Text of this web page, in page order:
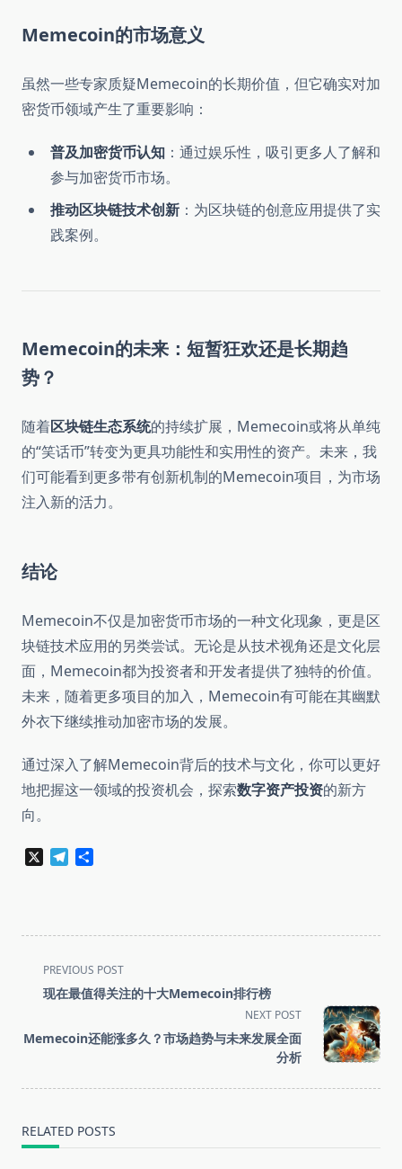
Memecoin的市场意义
虽然一些专家质疑Memecoin的长期价值，但它确实对加
密货币领域产生了重要影响：
普及加密货币认知 ：通过娱乐性，吸引更多人了解和
参与加密货币市场。
推动区块链技术创新 ：为区块链的创意应用提供了实
践案例。
Memecoin的未来：短暂狂欢还是长期趋
势？
随着区块链生态系统的持续扩展，Memecoin或将从单纯
的“笑话币”转变为更具功能性和实用性的资产。未来，我
们可能看到更多带有创新机制的Memecoin项目，为市场
注入新的活力。
结论
Memecoin不仅是加密货币市场的一种文化现象，更是区
块链技术应用的另类尝试。无论是从技术视角还是文化层
面，Memecoin都为投资者和开发者提供了独特的价值。
未来，随着更多项目的加入，Memecoin有可能在其幽默
外衣下继续推动加密市场的发展。
通过深入了解Memecoin背后的技术与文化，你可以更好
地把握这一领域的投资机会，探索数字资产投资的新方
向。
Telegram
<span
class="nav-
screen-
PREVIOUS POST
现在最值得关注的十大Memecoin排行榜
NEXT POST
Memecoin还能涨多久？市场趋势与未来发展全面
分析
RELATED POSTS